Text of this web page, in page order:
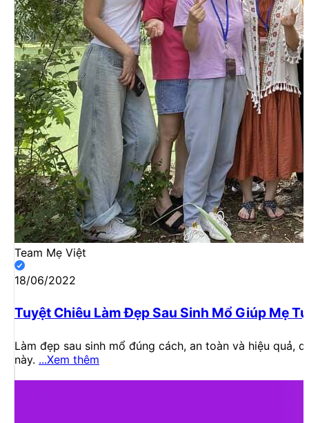
Team Mẹ Việt
18/06/2022
Tuyệt Chiêu Làm Đẹp Sau Sinh Mổ Giúp Mẹ
Làm đẹp sau sinh mổ đúng cách, an toàn và hiệu quả,
này. ...Xem thêm